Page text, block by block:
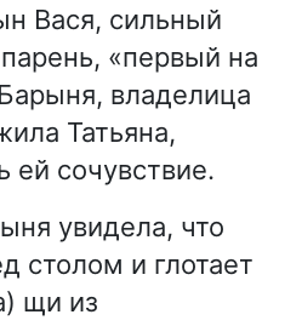
Вася, сильный
«первый на
владелица
Татьяна,
ей сочувствие.
увидела, что
столом и глотает
щи из